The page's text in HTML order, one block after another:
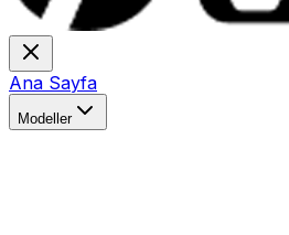
Ana Sayfa
Modeller